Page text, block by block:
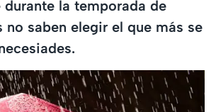
durante la temporada de
no saben elegir el que más se